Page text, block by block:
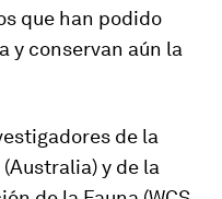
que han podido
y conservan aún la
de la
y de la